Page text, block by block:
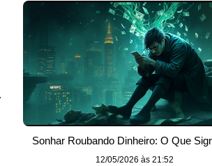
Sonhar Roubando Dinheiro: O Que
12/05/2026 às 21:52